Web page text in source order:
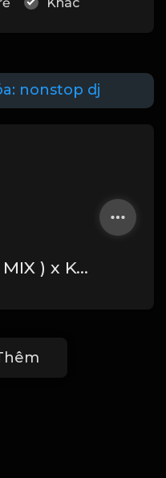
nonstop dj
TANYA ( EXTENDED MIX ) x K-ICM - REMAKE CỰC CHÁY